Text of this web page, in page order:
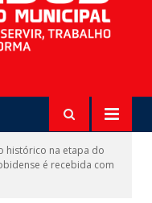
histórico na etapa do
é recebida com